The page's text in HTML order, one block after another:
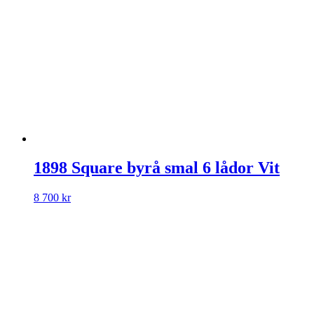
1898 Square byrå smal 6 lådor Vit
8 700 kr